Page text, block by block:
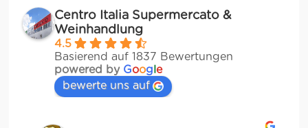
Centro Italia Supermercato &
Weinhandlung
4.5
Basierend auf 1837 Bewertungen
powered by Google
bewerte uns auf